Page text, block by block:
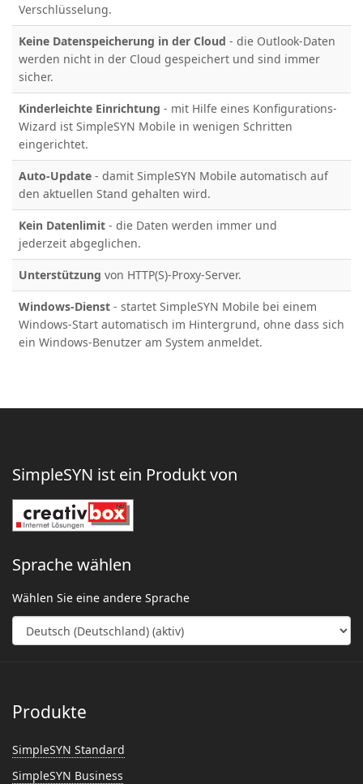
Verschlüsselung.
Keine Datenspeicherung in der Cloud - die Outlook-Daten
werden nicht in der Cloud gespeichert und sind immer
sicher.
Kinderleichte Einrichtung - mit Hilfe eines Konfigurations-
Wizard ist SimpleSYN Mobile in wenigen Schritten
eingerichtet.
Auto-Update - damit SimpleSYN Mobile automatisch auf
den aktuellen Stand gehalten wird.
Kein Datenlimit - die Daten werden immer und
jederzeit abgeglichen.
Unterstützung von HTTP(S)-Proxy-Server.
Windows-Dienst - startet SimpleSYN Mobile bei einem
Windows-Start automatisch im Hintergrund, ohne dass sich
ein Windows-Benutzer am System anmeldet.
SimpleSYN ist ein Produkt von
Sprache wählen
Wählen Sie eine andere Sprache
Produkte
SimpleSYN Standard
SimpleSYN Business